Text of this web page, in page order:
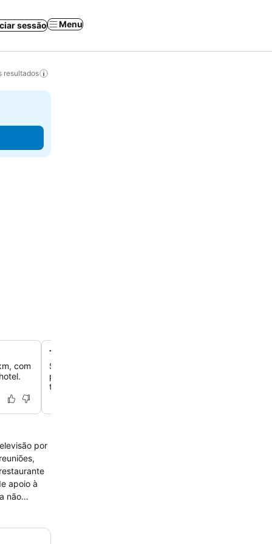
sessão Menu
resultados
com
Taverna à la carte de alta gastronomia
Saboreie a culinária grega e internacional de alta
pratos exclusivos como pilaf de cordeiro e peixe
terraço romântico ao pôr do sol.
por
apoio à
não